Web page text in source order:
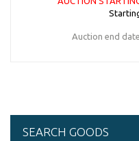
Auction end date
SEARCH GOODS